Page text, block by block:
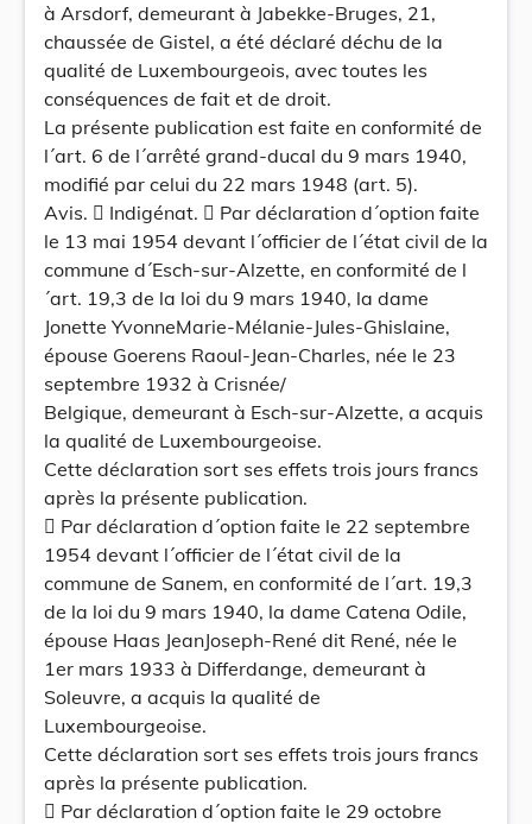
à Arsdorf, demeurant à Jabekke-Bruges, 21,
chaussée de Gistel, a été déclaré déchu de la
qualité de Luxembourgeois, avec toutes les
conséquences de fait et de droit.
La présente publication est faite en conformité de
l´art. 6 de l´arrêté grand-ducal du 9 mars 1940,
modifié par celui du 22 mars 1948 (art. 5).
Avis.  Indigénat.  Par déclaration d´option faite
le 13 mai 1954 devant l´officier de l´état civil de la
commune d´Esch-sur-Alzette, en conformité de l
´art. 19,3 de la loi du 9 mars 1940, la dame
Jonette YvonneMarie-Mélanie-Jules-Ghislaine,
épouse Goerens Raoul-Jean-Charles, née le 23
septembre 1932 à Crisnée/
Belgique, demeurant à Esch-sur-Alzette, a acquis
la qualité de Luxembourgeoise.
Cette déclaration sort ses effets trois jours francs
après la présente publication.
 Par déclaration d´option faite le 22 septembre
1954 devant l´officier de l´état civil de la
commune de Sanem, en conformité de l´art. 19,3
de la loi du 9 mars 1940, la dame Catena Odile,
épouse Haas JeanJoseph-René dit René, née le
1er mars 1933 à Differdange, demeurant à
Soleuvre, a acquis la qualité de
Luxembourgeoise.
Cette déclaration sort ses effets trois jours francs
après la présente publication.
 Par déclaration d´option faite le 29 octobre